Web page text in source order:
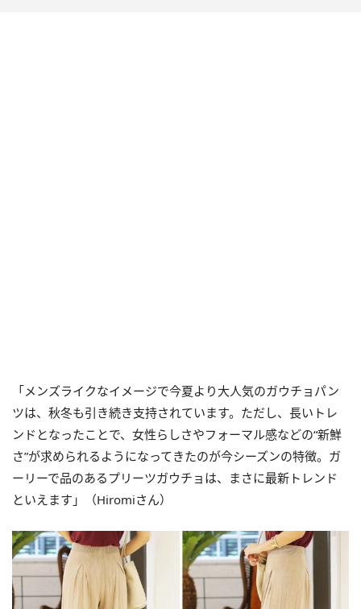
「メンズライクなイメージで今夏より大人気のガウチョパン
ツは、秋冬も引き続き支持されています。ただし、長いトレ
ンドとなったことで、女性らしさやフォーマル感などの“新鮮
さ”が求められるようになってきたのが今シーズンの特徴。ガ
ーリーで品のあるプリーツガウチョは、まさに最新トレンド
といえます」（Hiromiさん）